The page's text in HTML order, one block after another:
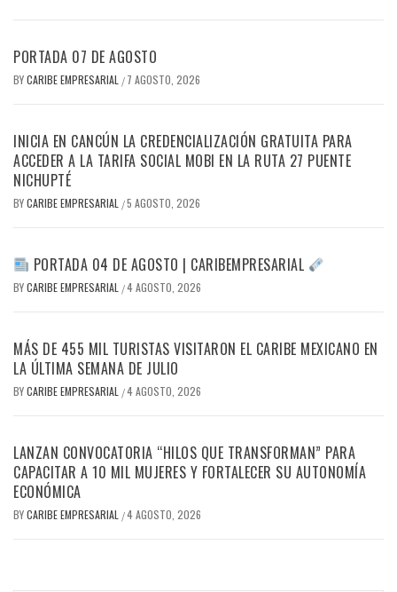
PORTADA 07 DE AGOSTO
BYCARIBE EMPRESARIAL / 7 AGOSTO, 2026
INICIA EN CANCÚN LA CREDENCIALIZACIÓN GRATUITA PARA
ACCEDER A LA TARIFA SOCIAL MOBI EN LA RUTA 27 PUENTE
NICHUPTÉ
BYCARIBE EMPRESARIAL /5 AGOSTO, 2026
PORTADA 04 DE AGOSTO | CARIBEMPRESARIAL
BYCARIBE EMPRESARIAL /4 AGOSTO, 2026
MÁS DE 455 MIL TURISTAS VISITARON EL CARIBE MEXICANO EN
LA ÚLTIMA SEMANA DE JULIO
BYCARIBE EMPRESARIAL /4 AGOSTO, 2026
LANZAN CONVOCATORIA “HILOS QUE TRANSFORMAN” PARA
CAPACITAR A 10 MIL MUJERES Y FORTALECER SU AUTONOMÍA
ECONÓMICA
BYCARIBE EMPRESARIAL /4 AGOSTO, 2026